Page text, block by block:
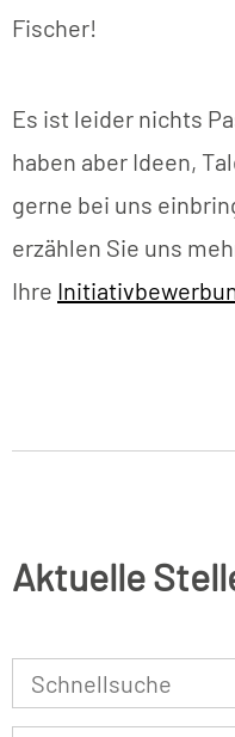
Fischer!
Es ist leider nichts
haben aber Ideen,
gerne bei uns
erzählen Sie uns
Ihre
Aktuelle